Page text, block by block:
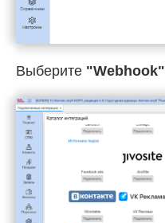
Выберите "Webhook"